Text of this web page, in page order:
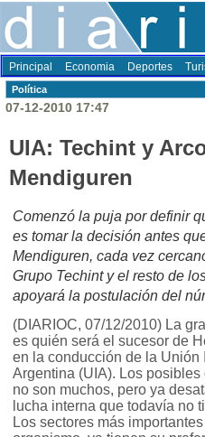
Principal Economia Deportes
Polí­tica
07-12-2010 17:47
UIA: Techint y
Mendiguren
Comenzó la puja por definir
es tomar la decisión antes
Mendiguren, cada vez
Grupo Techint y el resto de
apoyará la postulación del
(DIARIOC, 07/12/2010) La
es quién será el sucesor de
en la conducción de la Unión
Argentina (UIA). Los posibles
no son muchos, pero ya
lucha interna que todavía no
Los sectores más